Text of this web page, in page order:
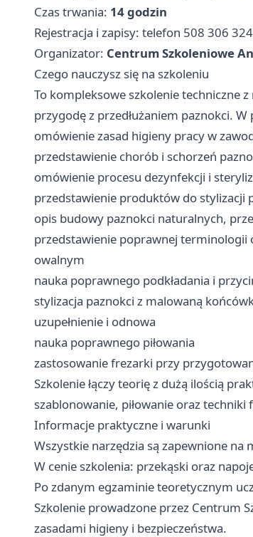
Czas trwania: 14 godzin
Rejestracja i zapisy: telefon 508 306
Organizator: Centrum Szkoleniowe
Czego nauczysz się na szkoleniu
To kompleksowe szkolenie techniczne
przygodę z przedłużaniem paznokci.
omówienie zasad higieny pracy w
przedstawienie chorób i schorzeń
omówienie procesu dezynfekcji i
przedstawienie produktów do stylizacji
opis budowy paznokci naturalnych,
przedstawienie poprawnej terminologii
owalnym
nauka poprawnego podkładania i
stylizacja paznokci z malowaną
uzupełnienie i odnowa
nauka poprawnego piłowania
zastosowanie frezarki przy
Szkolenie łączy teorię z dużą ilością
szablonowanie, piłowanie oraz
Informacje praktyczne i warunki
Wszystkie narzędzia są zapewnione
W cenie szkolenia: przekąski oraz
Po zdanym egzaminie teoretycznym
Szkolenie prowadzone przez Centrum
zasadami higieny i bezpieczeństwa.